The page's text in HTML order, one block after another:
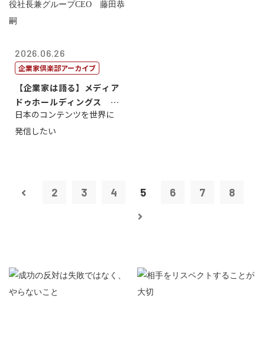
2026.06.26
企業家倶楽部アーカイブ
【企業家は語る】メディア
ドゥホールディングス 代
表取締役社長...
日本のコンテンツを世界に
発信したい
2 3 4 5 6 7 8